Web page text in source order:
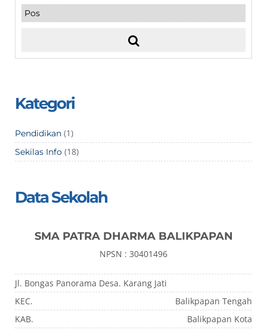
Kategori
Pendidikan (1)
Sekilas Info (18)
Data Sekolah
SMA PATRA DHARMA BALIKPAPAN
NPSN : 30401496
Jl. Bongas Panorama Desa. Karang Jati
KEC.
Balikpapan Tengah
KAB.
Balikpapan Kota